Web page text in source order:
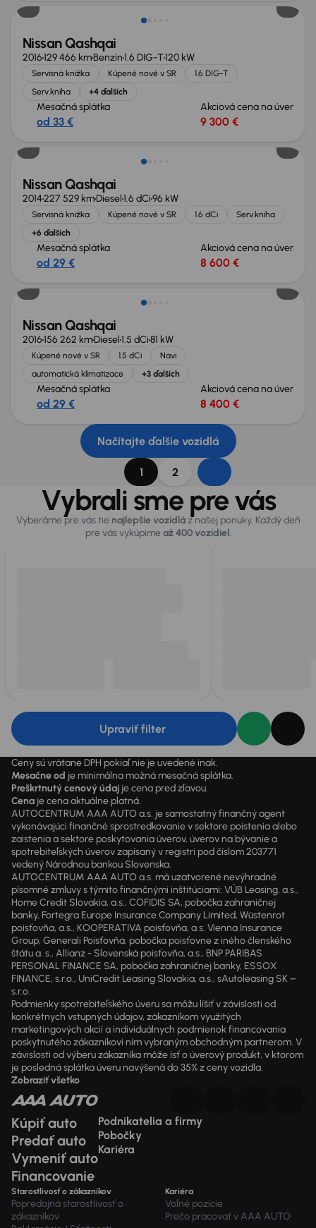
Nissan Qashqai
2016129 466 kmBenzín1.6 DIG-T120 kW
Servisná knižka Kúpené nové v SR
1.6 DIG-T
Serv.kniha
+4 ďalších
Mesačná splátka
od 33 €
Akciová cena na úver
9 300 €
Nissan Qashqai
2014227 529 kmDiesel1.6 dCi96 kW
Servisná knižka Kúpené nové v SR 1.6 dCi
Serv.kniha
+6 ďalších
Mesačná splátka
od 29 €
Akciová cena na úver
8 600 €
Nissan Qashqai
2016156 262 kmDiesel1.5 dCi81 kW
Kúpené nové v SR 1.5 dCi
Navi
automatická klimatizace
+3 ďalších
Mesačná splátka
od 29 €
Akciová cena na úver
8 400 €
Načítajte ďalšie vozidlá
1 2
Vybrali sme pre vás
Vyberáme pre vás tie najlepšie vozidláz našej ponuky. Každý deň
pre vás vykúpimeaž 400 vozidiel.
Upraviť filter
Ceny sú vrátane DPH pokiaľ nie je uvedené inak.
Mesačne od je minimálna možná mesačná splátka.
Preškrtnutý cenový údaj je cena pred zľavou.
Cena je cena aktuálne platná.
AUTOCENTRUM AAA AUTO a.s. je samostatný finančný agent
vykonávajúci finančné sprostredkovanie v sektore poistenia alebo
zaistenia a sektore poskytovania úverov, úverov na bývanie a
spotrebiteľských úverov zapísaný v registri pod číslom 203771
vedený Národnou bankou Slovenska.
AUTOCENTRUM AAA AUTO a.s. má uzatvorené nevýhradné
písomné zmluvy s týmito finančnými inštitúciami: VÚB Leasing, a.s.,
Home Credit Slovakia, a.s., COFIDIS SA, pobočka zahraničnej
banky, Fortegra Europe Insurance Company Limited, Wüstenrot
poisťovňa, a.s., KOOPERATIVA poisťovňa, a.s. Vienna Insurance
Group, Generali Poisťovňa, pobočka poisťovne z iného členského
štátu a. s., Allianz - Slovenská poisťovňa, a.s., BNP PARIBAS
PERSONAL FINANCE SA, pobočka zahraničnej banky, ESSOX
FINANCE, s.r.o., UniCredit Leasing Slovakia, a.s., sAutoleasing SK –
s.r.o.
Podmienky spotrebiteľského úveru sa môžu líšiť v závislosti od
konkrétnych vstupných údajov, zákazníkom využitých
marketingových akcií a individuálnych podmienok financovania
poskytnutého zákazníkovi ním vybraným obchodným partnerom. V
závislosti od výberu zákazníka môže ísť o úverový produkt, v ktorom
je posledná splátka úveru navýšená do 35% z ceny vozidla.
Zobraziť všetko
Kúpiť auto
Predať auto
Vymeniť auto
Financovanie
Podnikatelia a firmy
Pobočky
Kariéra
Starostlivosť o zákazníkov
Popredajná starostlivosť o
zákazníkov
Kariéra
Voľné pozície
Prečo pracovať v AAA AUTO